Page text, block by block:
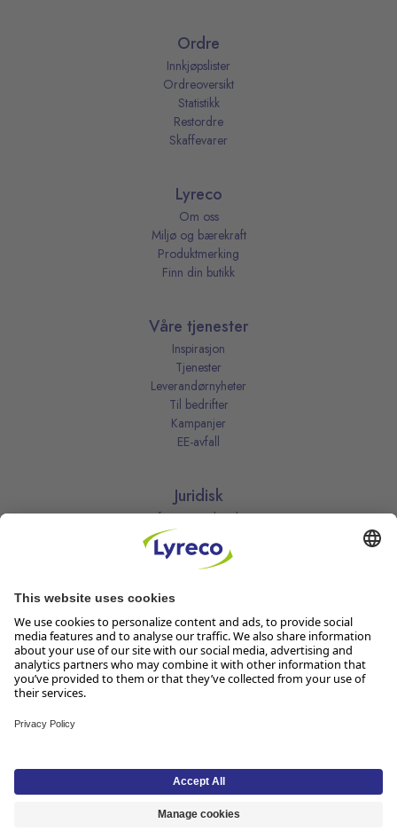
Ordre
Innkjøpslister
Ordreoversikt
Statistikk
Restordre
Skaffevarer
Lyreco
Om oss
Miljø og bærekraft
Produktmerking
Finn din butikk
Våre tjenester
Inspirasjon
Tjenester
Leverandørnyheter
Til bedrifter
Kampanjer
EE-avfall
Juridisk
Informasjonskapsler
Kjøpsbetingelser
Personvernerklæring
Vilkår
Vilkår for kundeklubben
Åpenhetsloven
Endre dine personvernsinnstillinger
Lyreco Norge AS, Solheimvn. 6-8, 1461 Lørenskog, Org.nr 916 950